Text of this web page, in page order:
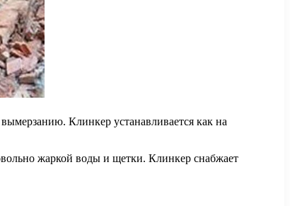
Клинкер устанавливается как на
жаркой воды и щетки. Клинкер снабжает